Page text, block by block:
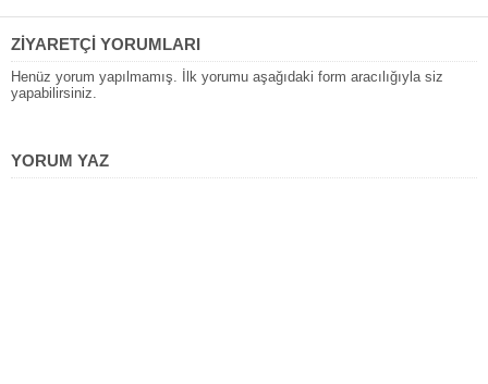
ZİYARETÇİ YORUMLARI
Henüz yorum yapılmamış. İlk yorumu aşağıdaki form aracılığıyla siz
yapabilirsiniz.
YORUM YAZ